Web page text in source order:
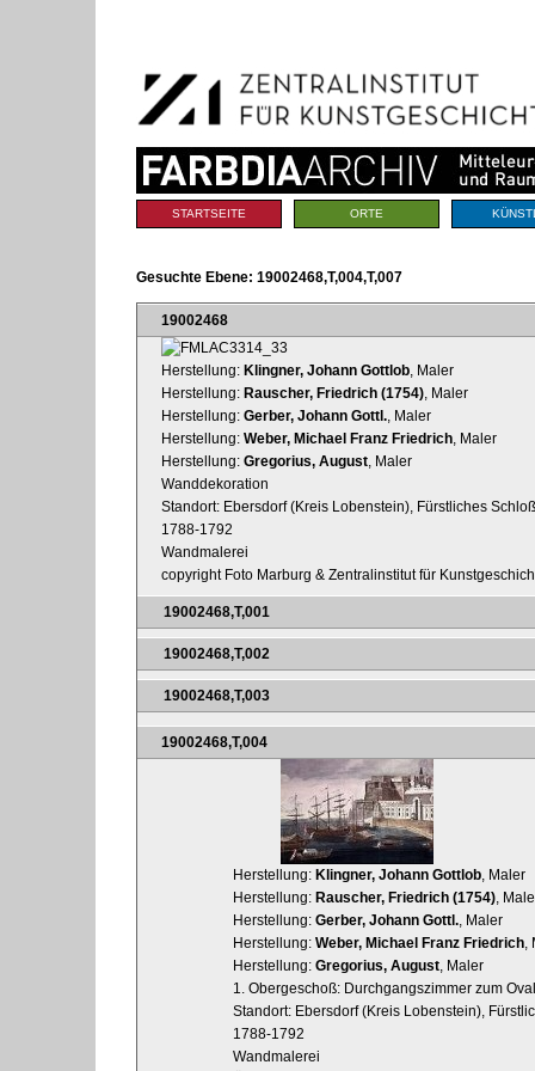
Navigation
Sektionen
STARTSEITE ORTE
Gesuchte Ebene: 19002468,T,004,T,007
19002468
Herstellung: Klingner, Johann Gottlob , Maler
Herstellung: Rauscher, Friedrich (1754) , Maler
Herstellung: Gerber, Johann Gottl. , Maler
Herstellung: Weber, Michael Franz Friedrich , Maler
Herstellung: Gregorius, August , Maler
Wanddekoration
Standort: Ebersdorf (Kreis Lobenstein), Fürstliches
1788-1792
Wandmalerei
copyright Foto Marburg & Zentralinstitut für
19002468,T,001
19002468,T,002
19002468,T,003
19002468,T,004
Herstellung: Klingner, Johann Gottlob, Maler
Herstellung: Rauscher, Friedrich (1754),
Herstellung: Gerber, Johann Gottl., Maler
Herstellung: Weber, Michael Franz Friedrich,
Herstellung: Gregorius, August, Maler
1. Obergeschoß: Durchgangszimmer zum
Standort: Ebersdorf (Kreis Lobenstein),
1788-1792
Wandmalerei